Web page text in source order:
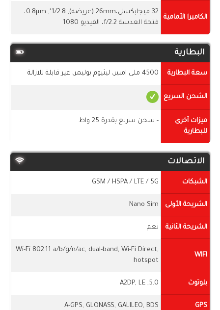
الكاميرا الأمامية
32 ميجابكسل،26mm (عريضه), 1/2.8", 0.8µm،
فتحة العدسة f/2.2، الفيديو 1080
البطارية
سعة البطارية 4500 ملى امبير، ليثيوم بوليمر، غير قابلة للازالة
الشحن السريع
ميزات أخرى
للبطارية
- شحن سريع بقدرة 25 واط
الاتصالات
الشبكات GSM / HSPA / LTE / 5G
الشريحة الأولى Nano Sim
الشريحة الثانية نعم
WIFI
Wi-Fi 802.11 a/b/g/n/ac, dual-band, Wi-Fi Direct,
hotspot
بلوتوث 5.0, A2DP, LE
GPS
A-GPS, GLONASS, GALILEO, BDS